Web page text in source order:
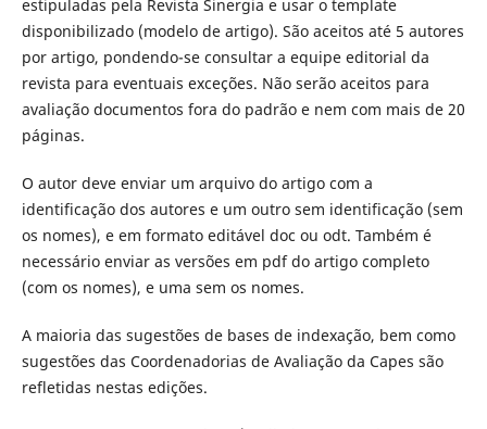
estipuladas pela Revista Sinergia e usar o template
disponibilizado (modelo de artigo). São aceitos até 5 autores
por artigo, pondendo-se consultar a equipe editorial da
revista para eventuais exceções. Não serão aceitos para
avaliação documentos fora do padrão e nem com mais de 20
páginas.
O autor deve enviar um arquivo do artigo com a
identificação dos autores e um outro sem identificação (sem
os nomes), e em formato editável doc ou odt. Também é
necessário enviar as versões em pdf do artigo completo
(com os nomes), e uma sem os nomes.
A maioria das sugestões de bases de indexação, bem como
sugestões das Coordenadorias de Avaliação da Capes são
refletidas nestas edições.